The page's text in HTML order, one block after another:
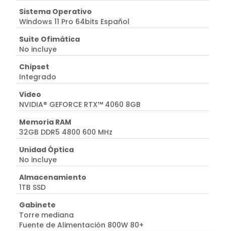
Sistema Operativo
Windows 11 Pro 64bits Español
Suite Ofimática
No incluye
Chipset
Integrado
Video
NVIDIA® GEFORCE RTX™ 4060 8GB
Memoria RAM
32GB DDR5 4800 600 MHz
Unidad Óptica
No incluye
Almacenamiento
1TB SSD
Gabinete
Torre mediana
Fuente de Alimentación 800W 80+